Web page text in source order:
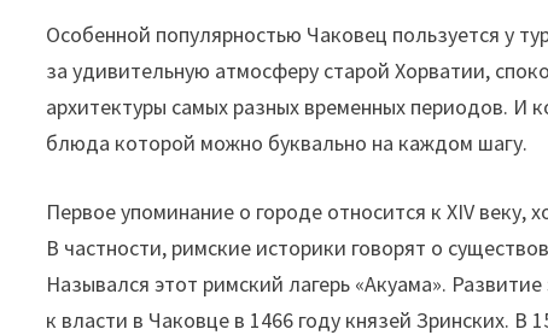
Особенной популярностью Чаковец пользуется у
за удивительную атмосферу старой Хорватии,
архитектуры самых разных временных периодов. И
блюда которой можно буквально на каждом шагу.
Первое упоминание о городе относится к XIV
В частности, римские историки говорят о
Назывался этот римский лагерь «Акуама».
к власти в Чаковце в 1466 году князей Зринских. В